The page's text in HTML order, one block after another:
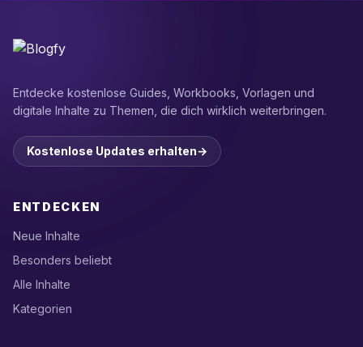
Entdecke kostenlose Guides, Workbooks, Vorlagen und
digitale Inhalte zu Themen, die dich wirklich weiterbringen.
Kostenlose Updates erhalten→
ENTDECKEN
Neue Inhalte
Besonders beliebt
Alle Inhalte
Kategorien